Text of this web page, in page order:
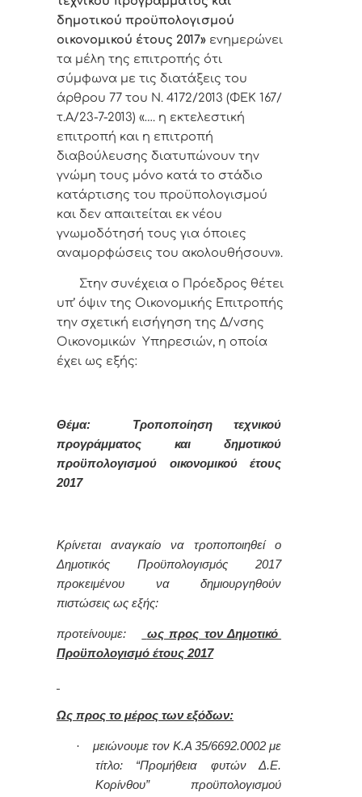
δημοτικού προϋπολογισμού
οικονομικού έτους 2017» ενημερώνει
τα μέλη της επιτροπής ότι
σύμφωνα με τις διατάξεις του
άρθρου 77 του Ν. 4172/2013 (ΦΕΚ 167/
τ.Α/23-7-2013) «…. η εκτελεστική
επιτροπή και η επιτροπή
διαβούλευσης διατυπώνουν την
γνώμη τους μόνο κατά το στάδιο
κατάρτισης του προϋπολογισμού
και δεν απαιτείται εκ νέου
γνωμοδότησή τους για όποιες
αναμορφώσεις του ακολουθήσουν».
Στην συνέχεια ο Πρόεδρος θέτει
υπ’ όψιν της Οικονομικής Επιτροπής
την σχετική εισήγηση της Δ/νσης
Οικονομικών Υπηρεσιών, η οποία
έχει ως εξής:
Θέμα:
Τροποποίηση τεχνικού
προγράμματος και δημοτικού
προϋπολογισμού οικονομικού έτους
2017
Κρίνεται αναγκαίο να τροποποιηθεί ο
Δημοτικός Προϋπολογισμός 2017
προκειμένου να δημιουργηθούν
πιστώσεις ως εξής:
προτείνουμε:
ως προς τον Δημοτικό
Προϋπολογισμό έτους 2017
Ως προς το μέρος των εξόδων:
· μειώνουμε τον Κ.Α35/6692.0002 με
τίτλο: “Προμήθεια φυτών Δ.Ε.
Κορίνθου” προϋπολογισμού